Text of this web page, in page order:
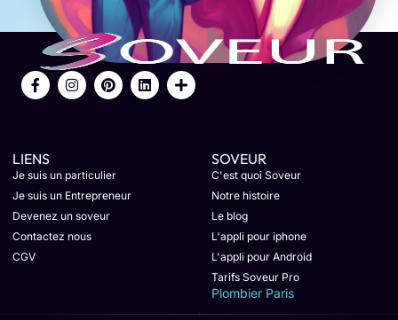
LIENS
Je suis un particulier
Je suis un Entrepreneur
Devenez un soveur
Contactez nous
CGV
SOVEUR
C'est quoi Soveur
Notre histoire
Le blog
L'appli pour iphone
L'appli pour Android
Tarifs Soveur Pro
Plombier Paris